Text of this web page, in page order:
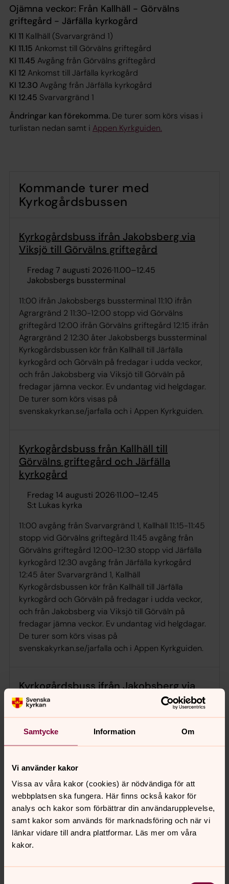
Samtycke Information Om
Vi använder kakor
Vissa av våra kakor (cookies) är nödvändiga för att
webbplatsen ska fungera. Här finns också kakor för
analys och kakor som förbättrar din användarupplevelse,
samt kakor som används för marknadsföring och när vi
länkar vidare till andra plattformar. Läs mer om våra
kakor.
Ojämna veckor: Från Kallhäll - Görvälns
griftegård - Järfälla kyrkogård
Kl 11 Kallhäll (Svarvargränd 1)
Kl 11.15 Ankomst till Görvälns griftegård
Kl 11.45 Avgång från Görvälns griftegård
Kl 12 Ankomst till Järfälla kyrkogård
Kl 12.30 Avgång från Järfälla kyrkogård
Kl 12.45 Svarvargränd 1
Ändringar kan förekomma. De turer som körs visas i
turlistan nedan samt i Appen Kyrkguiden.
Kommande turer med
Kyrkogårdsbussen
Kyrkogårdsbuss ifrån Jakobsberg via
Viksjö till Görvälns griftegård
fredag 7 augusti 2026·11.00–12.45
Jakobsbergs bussterminal
11:00 ifrån Jakobsbergs bussterminal 11:10 ifrån
Agrargränd 2 11:30-12:00 stopp vid Görvälns
griftegård 12:00 ifrån Görvälns griftegård 12:15 ifrån
Agrargränd 2 12:30 åter Jakobsbergs bussterminal
Kyrkogårdsbussen kör från Kallhäll till Järfälla
kyrkogård och Görväln på fredagar i udda veckor,
och från Jakobsberg via Viksjö till Görväln på
fredagar jämna veckor. Ev undantag vid helgdagar.
De turer som körs visas på
svenskakyrkan.se/jarfalla och i Appen Kyrkguiden.
Kyrkogårdsbuss från Kallhäll till
Görvälns griftegård och Järfälla
kyrkogård
fredag 14 augusti 2026·11.00–12.45
S:t Lukas kyrka
11:00 avgång från Svarvargränd 1, Kallhäll 11:15-11:45
stopp vid Görvälns griftegård 11:45 avgång från
Görvälns griftegård 12:00-12:30 stopp vid Järfälla
kyrkogård 12:30 avgång från Järfälla kyrkogård
12:45 åter Svarvargränd 1, Kallhäll
Kyrkogårdsbussen kör från Kallhäll till Järfälla
kyrkogård och Görväln på fredagar i udda veckor,
och från Jakobsberg via Viksjö till Görväln på
fredagar jämna veckor. Ev undantag vid helgdagar.
De turer som körs visas på
svenskakyrkan.se/jarfalla och i Appen Kyrkguiden.
Kyrkogårdsbuss ifrån Jakobsberg via
Viksjö till Görvälns griftegård
fredag 21 augusti 2026·11.00–12.45
Jakobsbergs bussterminal
11:00 ifrån Jakobsbergs bussterminal 11:10 ifrån
griftegård 12:00 ifrån Görvälns griftegård 12:15 ifrån
Agrargränd 2 12:30 åter Jakobsbergs bussterminal
Kyrkogårdsbussen kör från Kallhäll till Järfälla
kyrkogård och Görväln på fredagar i udda veckor,
och från Jakobsberg via Viksjö till Görväln på
fredagar jämna veckor. Ev undantag vid helgdagar.
De turer som körs visas på